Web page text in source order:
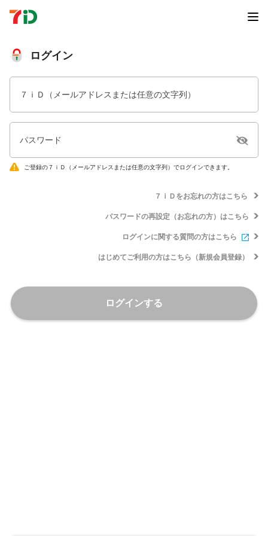
ログイン
７ｉＤ（メールアドレスまたは任意の文字列）
パスワード
ご登録の７ｉＤ（メールアドレスまたは任意の文字列）でログインできます。
７ｉＤをお忘れの方はこちら
パスワードの再設定（お忘れの方）はこちら
ログインに関する質問の方はこちら
はじめてご利用の方はこちら（新規会員登録）
ログインする